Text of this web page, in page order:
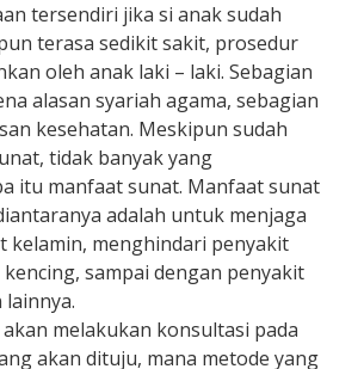
tersendiri jika si anak sudah
terasa sedikit sakit, prosedur
oleh anak laki – laki. Sebagian
alasan syariah agama, sebagian
kesehatan. Meskipun sudah
tidak banyak yang
itu manfaat sunat. Manfaat sunat
adalah untuk menjaga
kelamin, menghindari penyakit
sampai dengan penyakit
melakukan konsultasi pada
akan dituju, mana metode yang